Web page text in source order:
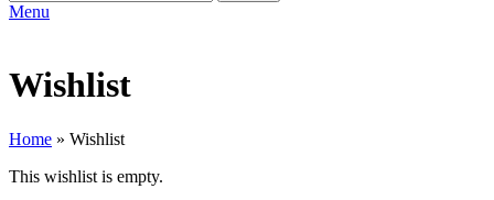
Menu
Wishlist
Home » Wishlist
This wishlist is empty.